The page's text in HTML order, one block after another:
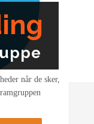
når de sker,